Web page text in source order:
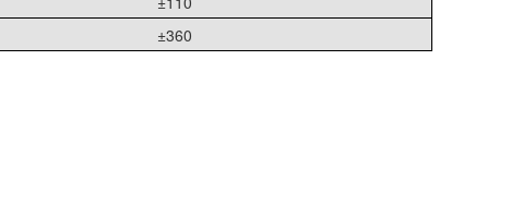
±360